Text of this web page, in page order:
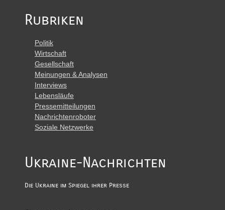
Rubriken
Politik
Wirtschaft
Gesellschaft
Meinungen & Analysen
Interviews
Lebensläufe
Pressemitteilungen
Nachrichtenroboter
Soziale Netzwerke
Ukraine-Nachrichten
Die Ukraine im Spiegel ihrer Presse